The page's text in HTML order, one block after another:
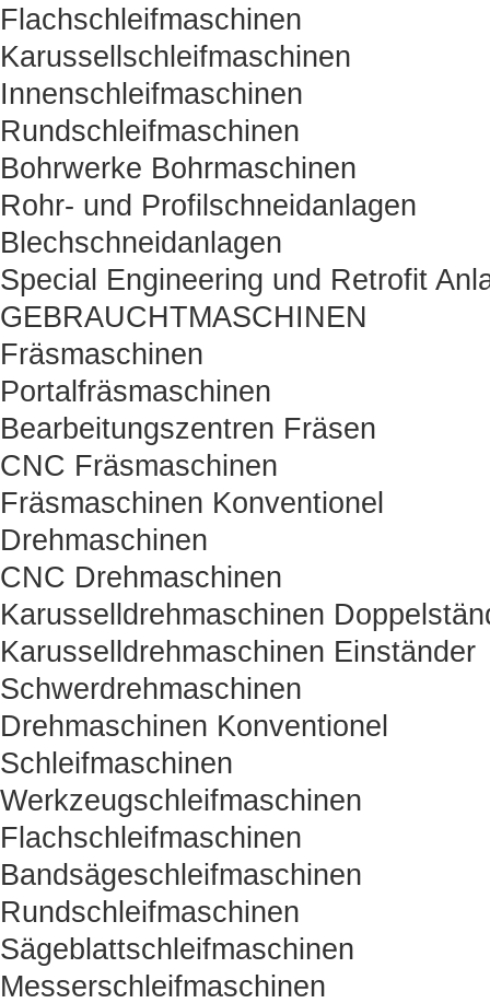
Flachschleifmaschinen
Karussellschleifmaschinen
Innenschleifmaschinen
Rundschleifmaschinen
Bohrwerke Bohrmaschinen
Rohr- und Profilschneidanlagen
Blechschneidanlagen
Special Engineering und Retrofit
GEBRAUCHTMASCHINEN
Fräsmaschinen
Portalfräsmaschinen
Bearbeitungszentren Fräsen
CNC Fräsmaschinen
Fräsmaschinen Konventionel
Drehmaschinen
CNC Drehmaschinen
Karusselldrehmaschinen
Karusselldrehmaschinen Einständer
Schwerdrehmaschinen
Drehmaschinen Konventionel
Schleifmaschinen
Werkzeugschleifmaschinen
Flachschleifmaschinen
Bandsägeschleifmaschinen
Rundschleifmaschinen
Sägeblattschleifmaschinen
Messerschleifmaschinen